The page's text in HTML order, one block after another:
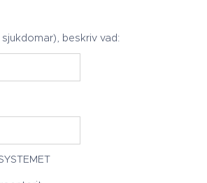
beskriv vad: